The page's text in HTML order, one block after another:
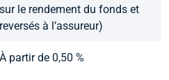
sur le rendement du fonds et
reversés à l’assureur)
À partir de 0,50 %